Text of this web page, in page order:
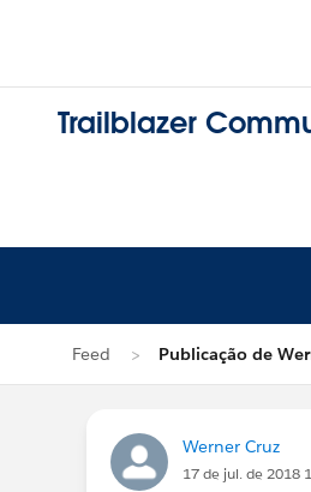
Trailblazer
Feed Publicação de
Werner Cruz
17 de jul. de 2018